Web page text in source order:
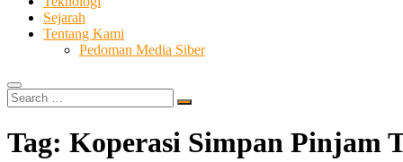
Sejarah
Tentang Kami
Pedoman Media Siber
Search
…
Tag: Koperasi Simpan Pinjam